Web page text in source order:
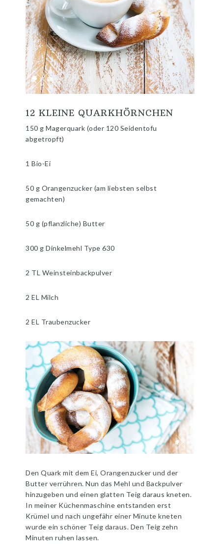
12 KLEINE QUARKHÖRNCHEN
150 g Magerquark (oder 120 Seidentofu
abgetropft)
1 Bio-Ei
50 g Orangenzucker (am liebsten selbst
gemachten)
50 g (pflanzliche) Butter
300 g Dinkelmehl Type 630
2 TL Weinsteinbackpulver
2 EL Milch
2 EL Traubenzucker
Den Quark mit dem Ei, Orangenzucker und der
Butter verrühren. Nun das Mehl und Backpulver
hinzugeben und einen glatten Teig daraus kneten.
In meiner Küchenmaschine entstanden erst
Krümel und nach ungefähr einer Minute kneten
wurde ein schöner Teig daraus. Den Teig zehn
Minuten ruhen lassen.